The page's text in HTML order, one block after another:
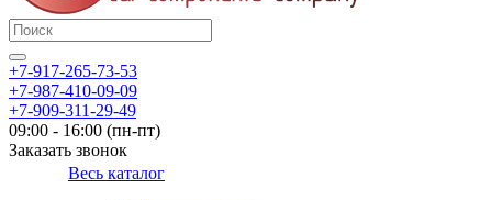
+7-917-265-73-53
+7-987-410-09-09
+7-909-311-29-49
09:00 - 16:00 (пн-пт)
Заказать звонок
Весь каталог